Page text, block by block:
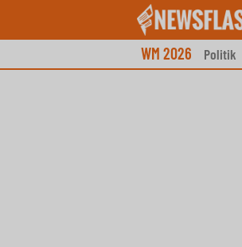
WM 2026 Politik